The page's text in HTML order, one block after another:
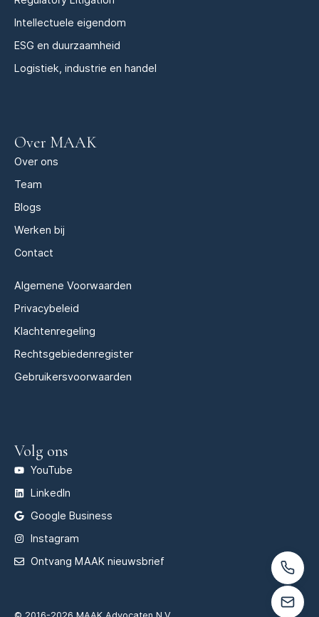
Intellectuele eigendom
ESG en duurzaamheid
Logistiek, industrie en handel
Over MAAK
Over ons
Team
Blogs
Werken bij
Contact
Algemene Voorwaarden
Privacybeleid
Klachtenregeling
Rechtsgebiedenregister
Gebruikersvoorwaarden
Volg ons
YouTube
LinkedIn
Google Business
Instagram
Ontvang MAAK nieuwsbrief